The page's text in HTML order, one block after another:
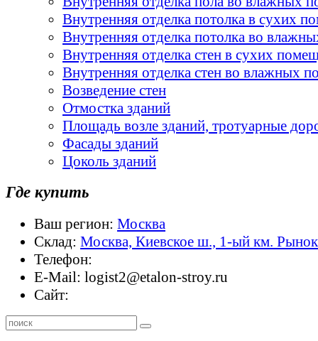
Внутренняя отделка потолка в сухих
Внутренняя отделка потолка во
Внутренняя отделка стен в сухих
Внутренняя отделка стен во влажных
Возведение стен
Отмостка зданий
Площадь возле зданий, тротуарные
Фасады зданий
Цоколь зданий
Где купить
Ваш регион: Москва
Склад: Москва, Киевское ш., 1-ый км.
Телефон:
E-Mail: logist2@etalon-stroy.ru
Сайт: